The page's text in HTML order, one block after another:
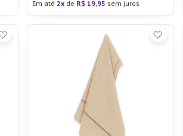
Em até2 de R$ 19,95 sem juros